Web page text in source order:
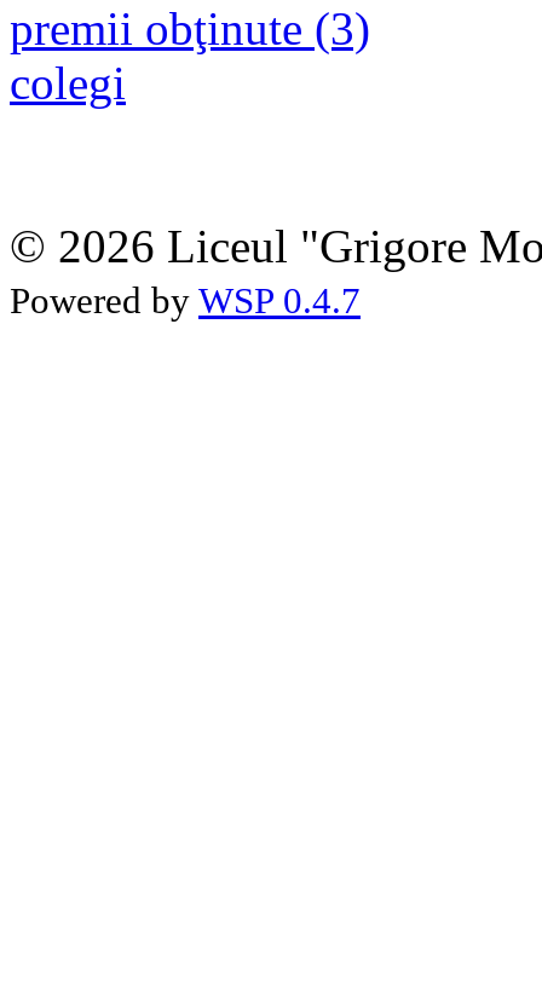
premii obţinute (3)
colegi
© 2026 Liceul "Grigore
Powered by WSP 0.4.7